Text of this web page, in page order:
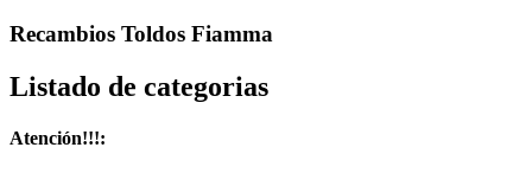
Recambios Toldos Fiamma
Listado de categorias
Atención!!!: